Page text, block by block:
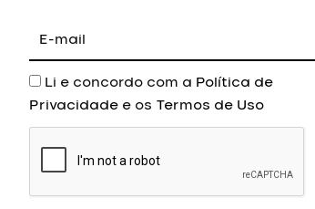
mail
Aceite
Li e concordo com a Política de
Privacidade e os Termos de Uso